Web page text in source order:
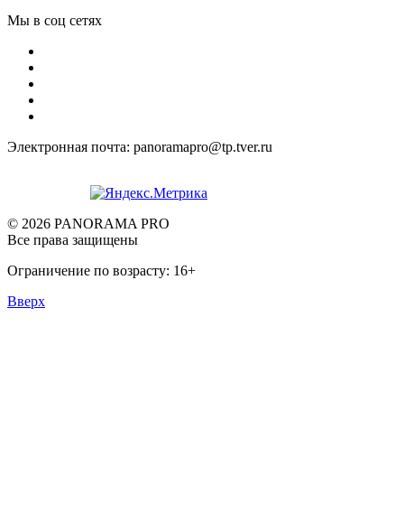
Мы в соц сетях
Электронная почта: panoramapro@tp.tver.ru
© 2026 PANORAMA PRO
Все права защищены
Ограничение по возрасту: 16+
Вверх